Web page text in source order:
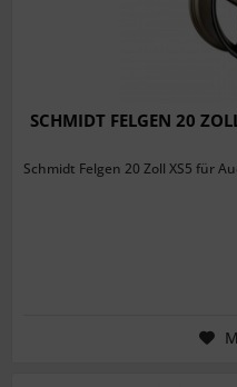
SCHMIDT FELGEN 20
Schmidt Felgen 20 Zoll XS5 für